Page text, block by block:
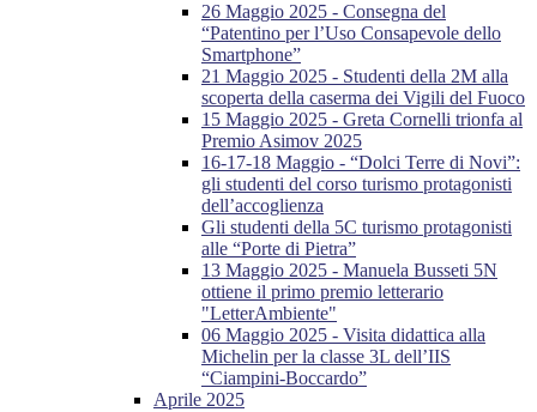
26 Maggio 2025 - Consegna del
“Patentino per l’Uso Consapevole dello
Smartphone”
21 Maggio 2025 - Studenti della 2M alla
scoperta della caserma dei Vigili del Fuoco
15 Maggio 2025 - Greta Cornelli trionfa al
Premio Asimov 2025
16-17-18 Maggio - “Dolci Terre di Novi”:
gli studenti del corso turismo protagonisti
dell’accoglienza
Gli studenti della 5C turismo protagonisti
alle “Porte di Pietra”
13 Maggio 2025 - Manuela Busseti 5N
ottiene il primo premio letterario
"LetterAmbiente"
06 Maggio 2025 - Visita didattica alla
Michelin per la classe 3L dell’IIS
“Ciampini-Boccardo”
Aprile 2025